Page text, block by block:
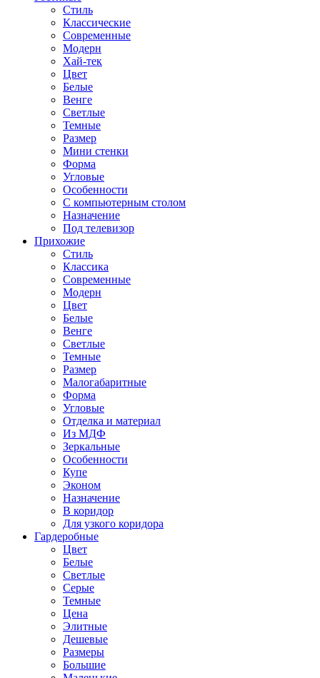
Стиль
Классические
Современные
Модерн
Хай-тек
Цвет
Белые
Венге
Светлые
Темные
Размер
Мини стенки
Форма
Угловые
Особенности
С компьютерным столом
Назначение
Под телевизор
Прихожие
Стиль
Классика
Современные
Модерн
Цвет
Белые
Венге
Светлые
Темные
Размер
Малогабаритные
Форма
Угловые
Отделка и материал
Из МДФ
Зеркальные
Особенности
Купе
Эконом
Назначение
В коридор
Для узкого коридора
Гардеробные
Цвет
Белые
Светлые
Серые
Темные
Цена
Элитные
Дешевые
Размеры
Большие